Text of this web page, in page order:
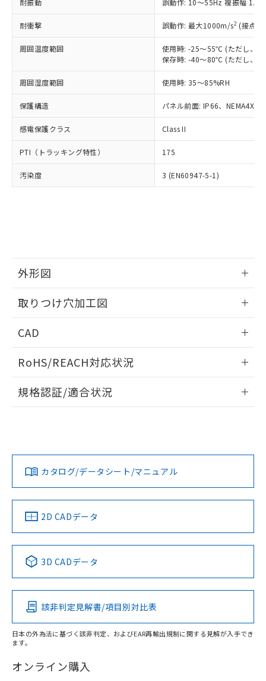
耐振動 誤動作: 10～55Hz 複振幅
耐衝撃 誤動作: 最大1000m/s2 (接点
周囲温度範囲
使用時: -25～55℃ (ただし、氷
保存時: -40～80℃ (ただし、氷
周囲湿度範囲 使用時: 35～85%RH
保護構造 パネル前面: IP66、NEMA4X,
感電保護クラス Class II
PTI（トラッキング特性） 175
汚染度 3 (EN60947-5-1)
外形図
取りつけ穴加工図
CAD
ドすることができます。
ログイン/会員登録
ダウンロードデータをご利用いただく前に、以下を必ずお読
みください。
ソフトウェアの使用条件
RoHS/REACH対応状況
EU RoHS 注意事項・凡例
対応済み
中国 RoHS 注意事項・凡例
Pb Hg Cd Cr(VI)
O
在庫等で未対応品が混在する可能性があります。
規格認証/適合状況
LR型式承認
（イギリス
船舶規格）
DNV型式承認
（ノルウェー
BV型式承認
（フランス
KR型式
（韓国
No No No No
この製品の規格認証/適合状況ページへ
その他の認証はこちらのページからご検索ください
カタログ/データシート/マニュアル
2D CADデータ
3D CADデータ
該非判定見解書/項目別対比表
日本の外為法に基づく該非判定、およびEAR再輸出規制に関する見解が入手でき
ます。
オンライン購入
正式な納期状況および標準価格はお客
様のお取引先、またはお客様担当のオ
ムロン制御機器販売店・当社販売員に
オムロン制御機器販売店や当社販売拠
販売ネットワーク
」をご確認
在庫状況および標準価格結果を当社の
事前の承諾なく第三者に漏洩または開
示しないようお願いします。
マイパーツ機能（部品リスト作成サー
ビス）をご利用いただくには、I-Web
メンバーズにご登録されている必要が
お客様が当ウェブサイト上で当社にご
指します。
但し、RoHS指令で産業用監視および制御機器に対する
適用除外項目は除く。
フタル酸エステル類の４物質については閾値を超える意
図的な使用がないことを確認しています。
部品在庫の切り替え状況などにより、予定
月が前後することがあります。
※3 非含有証明書ダウンロード
51物質の非含有証明書（当社基準）
※本証明書は発行日時点で非含有を証明す
るもので、過去に遡って非含有を証明する
ものではありません。
また、RoHS指令のフタル酸エステル類４
欄に対応日を記載しておりました。
既に当社にて対応品への在庫切替を完了
していることから、特段のことがない限
り、2022年1月12日より割愛しておりま
す。
DBP(フタル酸ジブチル) : 1000ppm、 DIBP(フタル酸ジ
イソブチル) : 1000ppm、 BBP(フタル酸ブチルベンジ
DEHP(フタル酸ビス(2-エチルヘキシル)) : 1000ppm
準値以下であることを示します。
「10」：通常の使用状況下において有害物
質が外部に漏えいし、環境に深刻な影響を
及ぼさない年数を意味します。
「－」：未確認です。当社販売部門へお問
全に破砕するなど、違法に輸出されな
いよう必要な手段を講じます。
当社は貴社製品を、核兵器、ミサイ
ル、化学兵器、生物兵器またはその他
武器並びにこれらの製造装置等に一切
当社は、貴社製品を第三者に販売する
場合は、上記1、2および3の内容を当
該第三者に通知します。また当社は、
販売先および販売に係わる関係者が違
法に輸出するおそれがある場合は、取
り引きをいたしません。
一定数には満たないが在庫あり
－
在庫なし(最新の在庫状況につ
いては、お客様のお取引先、ま
たはお客様担当のオムロン制御
機器販売店・当社販売員にご確
空
受注生産機種、また在庫状況の
情報を公開していない機種